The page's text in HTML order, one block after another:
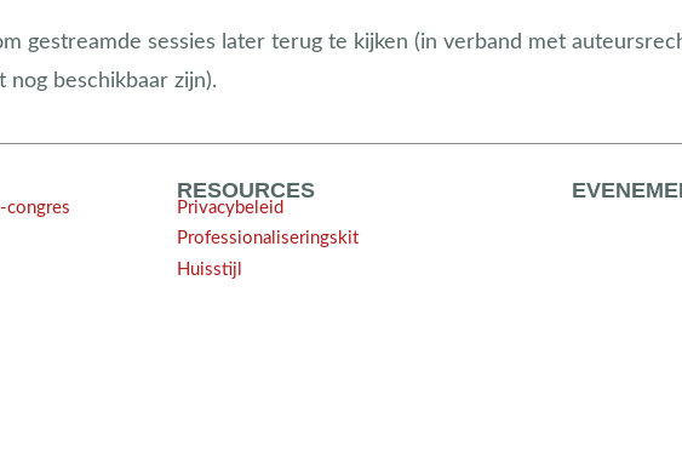
gestreamde sessies later terug te kijken (in verband met
beschikbaar zijn).
congres
RESOURCES
Privacybeleid
Professionaliseringskit
Huisstijl